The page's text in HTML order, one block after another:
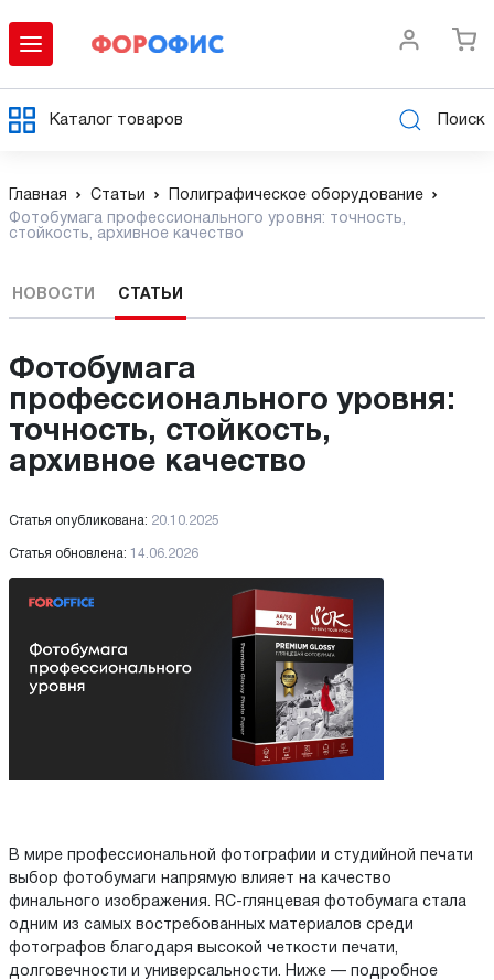
Каталог товаров Поиск
Главная Статьи
Полиграфическое оборудование
Фотобумага профессионального уровня: точность,
стойкость, архивное качество
НОВОСТИ СТАТЬИ
Фотобумага
профессионального уровня:
точность, стойкость,
архивное качество
Статья опубликована: 20.10.2025
Статья обновлена: 14.06.2026
В мире профессиональной фотографии и студийной печати
выбор фотобумаги напрямую влияет на качество
финального изображения. RC-глянцевая фотобумага стала
одним из самых востребованных материалов среди
фотографов благодаря высокой четкости печати,
долговечности и универсальности. Ниже — подробное